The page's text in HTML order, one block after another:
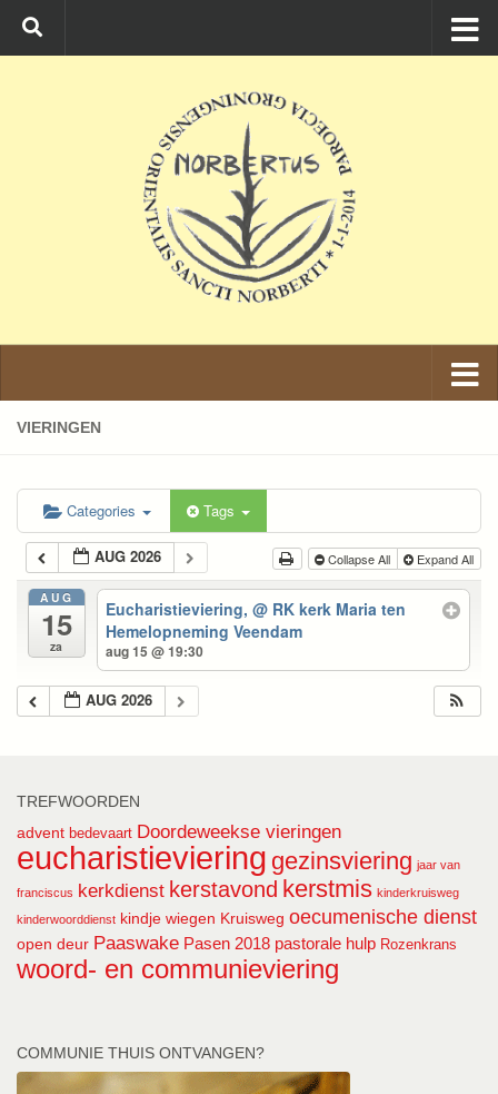
Ga naar de inhoud
VIERINGEN
Categories Tags
AUG 2026 Collapse All Expand All
AUG
15
za
Eucharistieviering,@ RK kerk Maria ten
Hemelopneming Veendam
aug 15 @ 19:30
AUG 2026
TREFWOORDEN
advent bedevaart Doordeweekse vieringen
eucharistieviering gezinsviering jaar van
franciscus kerkdienst kerstavond kerstmis kinderkruisweg
kinderwoorddienst kindje wiegen Kruisweg oecumenische dienst
open deur Paaswake Pasen 2018 pastorale hulp Rozenkrans
woord- en communieviering
COMMUNIE THUIS ONTVANGEN?